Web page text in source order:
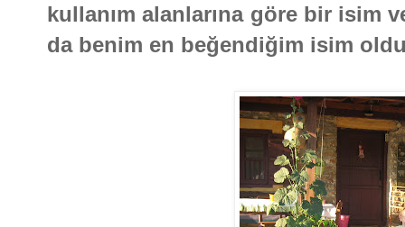
kullanım alanlarına göre bir isim
da benim en beğendiğim isim